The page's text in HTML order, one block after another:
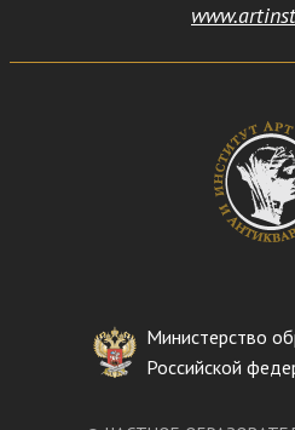
Министерство
Российской